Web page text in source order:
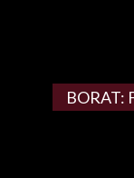
BORAT: